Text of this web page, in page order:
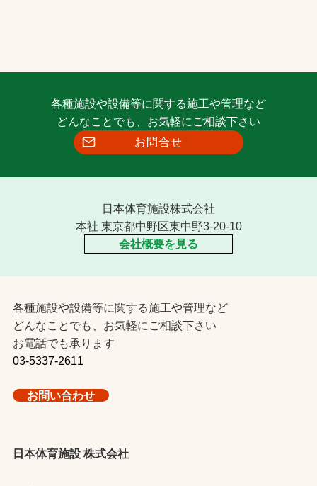
各種施設や設備等に関する施工や管理など
どんなことでも、お気軽にご相談下さい
お問合せ
日本体育施設株式会社
本社 東京都中野区東中野3-20-10
会社概要を見る
各種施設や設備等に関する施工や管理など
どんなことでも、お気軽にご相談下さい
お電話でも承ります
03-5337-2611
お問い合わせ
日本体育施設 株式会社